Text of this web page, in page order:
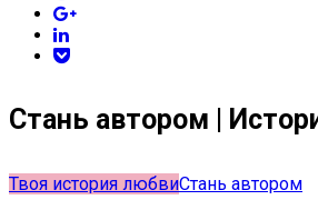
Стань автором |
Твоя история любвиСтань автором